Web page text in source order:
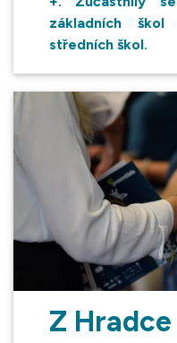
základních
středních škol.
Z